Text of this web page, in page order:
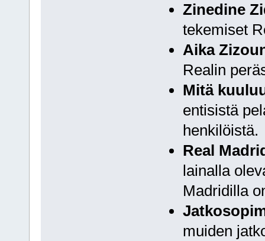
Zinedine
tekemiset
Aika
Realin
Mitä
entisistä
henkilöistä.
Real
lainalla
Madridilla
muiden